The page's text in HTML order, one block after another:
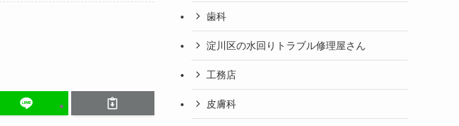
歯科
淀川区の水回りトラブル修理屋さん
工務店
皮膚科